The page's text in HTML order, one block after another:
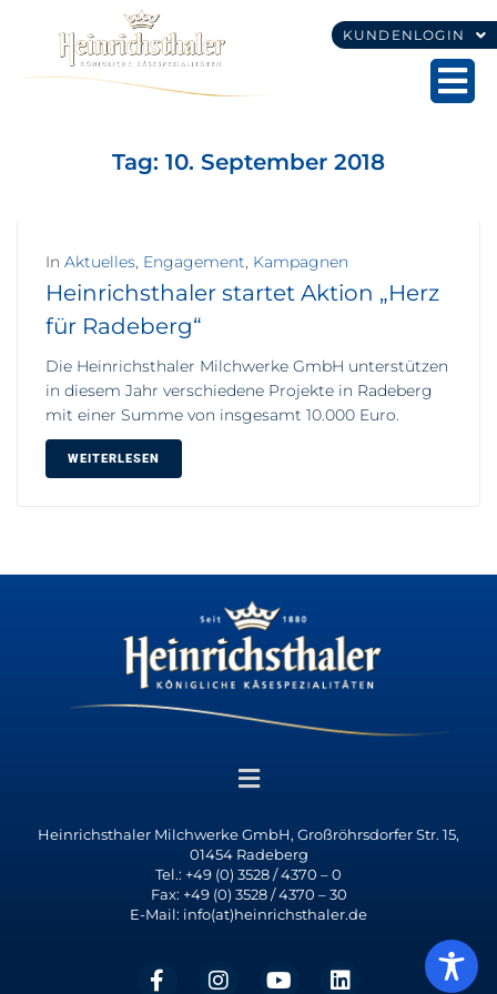
KUNDENLOGIN
Tag: 10. September 2018
In Aktuelles, Engagement, Kampagnen
Heinrichsthaler startet Aktion „Herz
für Radeberg“
Die Heinrichsthaler Milchwerke GmbH unterstützen
in diesem Jahr verschiedene Projekte in Radeberg
mit einer Summe von insgesamt 10.000 Euro.
WEITERLESEN
Heinrichsthaler Milchwerke GmbH, Großröhrsdorfer Str. 15,
01454 Radeberg
Tel.: +49 (0) 3528 / 4370 – 0
Fax: +49 (0) 3528 / 4370 – 30
E-Mail: info(at)heinrichsthaler.de